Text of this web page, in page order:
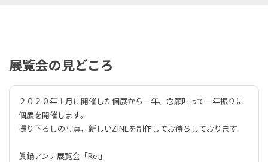
展覧会の見どころ
２０２０年１月に開催した個展から一年、念願叶って一年振りに
個展を開催します。
撮り下ろしの写真、新しいZINEを制作してお待ちしております。
眞鍋アンナ展覧会「Re:」